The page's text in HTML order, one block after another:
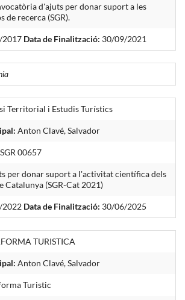
d'ajuts per donar suport a les
de recerca (SGR).
Data de Finalització: 30/09/2021
Territorial i Estudis Turístics
Anton Clavé, Salvador
00657
per donar suport a l'activitat científica dels
Catalunya (SGR-Cat 2021)
Data de Finalització: 30/06/2025
TURISTICA
Anton Clavé, Salvador
Turistic